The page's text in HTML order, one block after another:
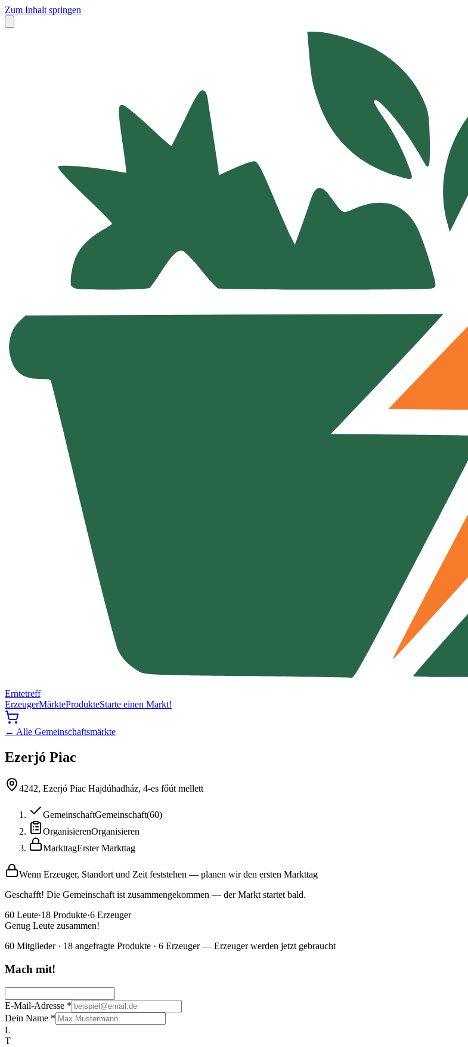
Zum Inhalt springen
Erntetreff
ErzeugerMärkteProdukteStarte einen Markt!
← Alle Gemeinschaftsmärkte
Ezerjó Piac
4242, Ezerjó Piac Hajdúhadház, 4-es főút mellett
GemeinschaftGemeinschaft(60)
OrganisierenOrganisieren
MarkttagErster Markttag
Wenn Erzeuger, Standort und Zeit feststehen — planen wir den ersten Markttag
Geschafft! Die Gemeinschaft ist zusammengekommen — der Markt startet bald.
60 Leute·18 Produkte·6 Erzeuger
Genug Leute zusammen!
60 Mitglieder · 18 angefragte Produkte · 6 Erzeuger — Erzeuger werden jetzt gebraucht
Mach mit!
E-Mail-Adresse *
Dein Name *
L
T